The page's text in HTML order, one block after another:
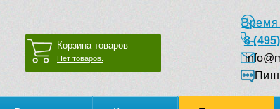
Корзина товаров
Нет товаров.
Время
8